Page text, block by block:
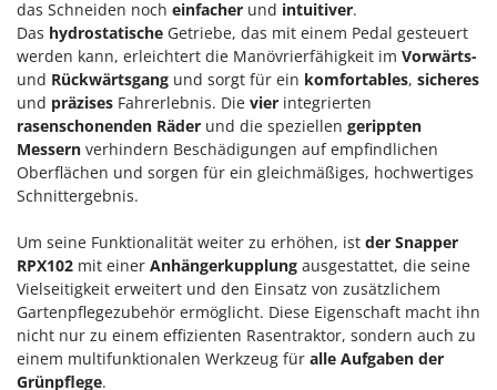
Planierschilder für Traktoren
Plasmaschneider
Poolroboter
Pools
Poolstaubsauger
Rasensodenschneider
Rasentraktoren Aufsitzmäher
Rasentrimmer - Kantenschneider
Rasentrimmer - Motorsensen - Freischneider
G3 Ferrari
Gardena
Garofalo
GeoTech
GeoTech Pro
Gierre
Ginko - MGM
Gipeco
Girmi
Goodyear
GRAEF
Gre
das Schneiden noch einfacher und intuitiver.
Das hydrostatische Getriebe, das mit einem Pedal gesteuert
werden kann, erleichtert die Manövrierfähigkeit im Vorwärts-
und Rückwärtsgang und sorgt für ein komfortables, sicheres
und präzises Fahrerlebnis. Die vier integrierten
rasenschonenden Räder und die speziellen gerippten
Messern verhindern Beschädigungen auf empfindlichen
Oberflächen und sorgen für ein gleichmäßiges, hochwertiges
Schnittergebnis.
Um seine Funktionalität weiter zu erhöhen, ist der Snapper
RPX102 mit einer Anhängerkupplung ausgestattet, die seine
Vielseitigkeit erweitert und den Einsatz von zusätzlichem
Gartenpflegezubehör ermöglicht. Diese Eigenschaft macht ihn
nicht nur zu einem effizienten Rasentraktor, sondern auch zu
einem multifunktionalen Werkzeug für alle Aufgaben der
Grünpflege.